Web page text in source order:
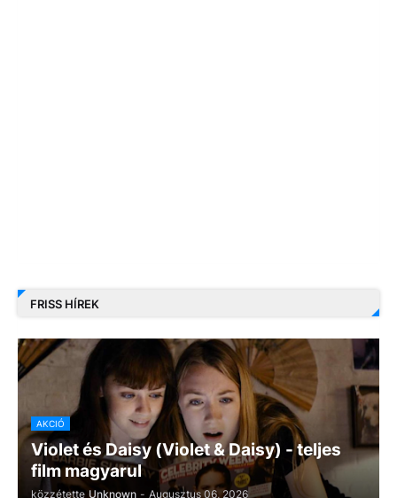
FRISS HÍREK
AKCIÓ
Violet és Daisy (Violet & Daisy) - teljes
film magyarul
közzétette Unknown - Augusztus 06, 2026